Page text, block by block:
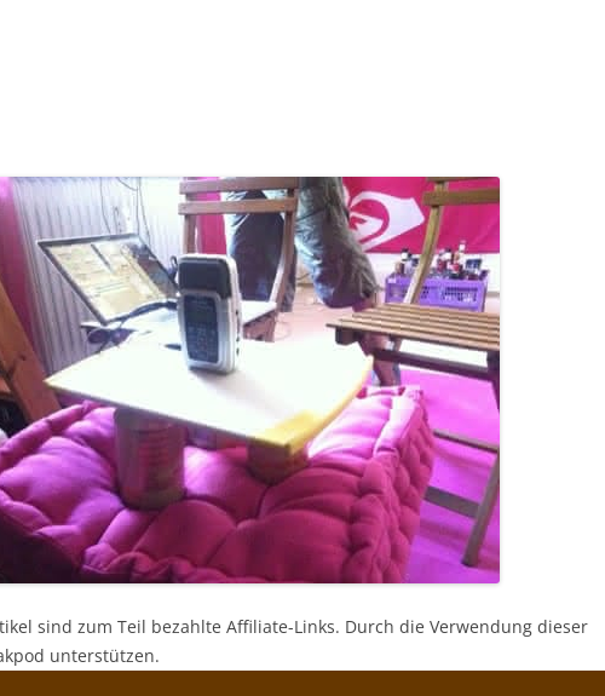
sind zum Teil bezahlte Affiliate-Links. Durch die Verwendung dieser
unterstützen.